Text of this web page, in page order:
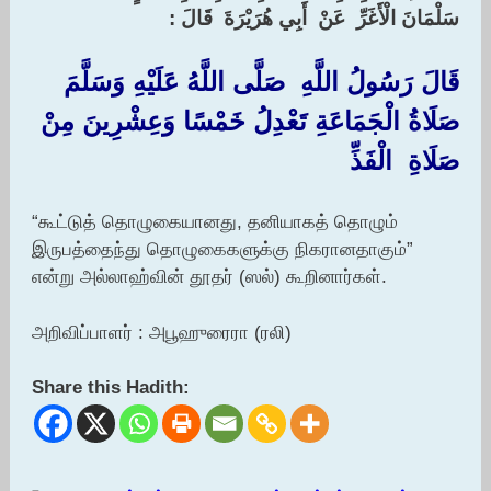
‏سَلْمَانَ الْأَغَرِّ ‏ ‏عَنْ ‏ ‏أَبِي هُرَيْرَةَ ‏ ‏قَالَ ‏:‏
قَالَ رَسُولُ اللَّهِ ‏ ‏صَلَّى اللَّهُ عَلَيْهِ وَسَلَّمَ ‏
‏صَلَاةُ الْجَمَاعَةِ تَعْدِلُ خَمْسًا وَعِشْرِينَ مِنْ
صَلَاةِ ‏ ‏الْفَذِّ
“கூட்டுத் தொழுகையானது, தனியாகத் தொழும்
இருபத்தைந்து தொழுகைகளுக்கு நிகரானதாகும்”
என்று அல்லாஹ்வின் தூதர் (ஸல்) கூறினார்கள்.
அறிவிப்பாளர் : அபூஹுரைரா (ரலி)
Share this Hadith: